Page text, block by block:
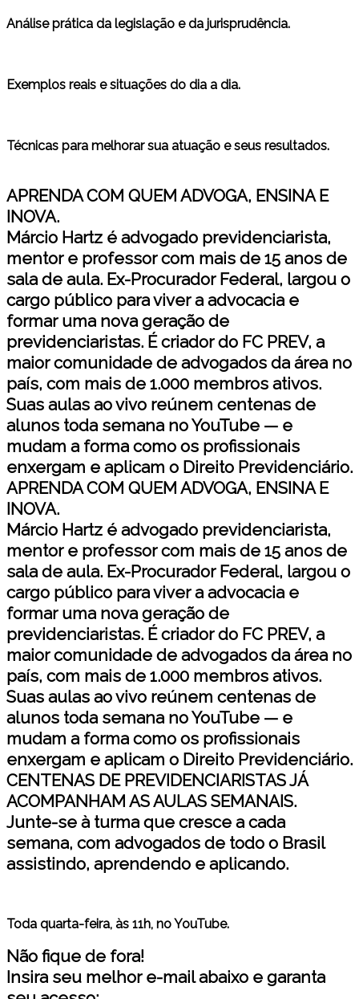
Análise prática da legislação e da jurisprudência.
Exemplos reais e situações do dia a dia.
Técnicas para melhorar sua atuação e seus resultados.
APRENDA COM QUEM ADVOGA, ENSINA E
INOVA.
Márcio Hartz é advogado previdenciarista,
mentor e professor com mais de 15 anos de
sala de aula. Ex-Procurador Federal, largou o
cargo público para viver a advocacia e
formar uma nova geração de
previdenciaristas. É criador do FC PREV, a
maior comunidade de advogados da área no
país, com mais de 1.000 membros ativos.
Suas aulas ao vivo reúnem centenas de
alunos toda semana no YouTube — e
mudam a forma como os profissionais
enxergam e aplicam o Direito Previdenciário.
APRENDA COM QUEM ADVOGA, ENSINA E
INOVA.
Márcio Hartz é advogado previdenciarista,
mentor e professor com mais de 15 anos de
sala de aula. Ex-Procurador Federal, largou o
cargo público para viver a advocacia e
formar uma nova geração de
previdenciaristas. É criador do FC PREV, a
maior comunidade de advogados da área no
país, com mais de 1.000 membros ativos.
Suas aulas ao vivo reúnem centenas de
alunos toda semana no YouTube — e
mudam a forma como os profissionais
enxergam e aplicam o Direito Previdenciário.
CENTENAS DE PREVIDENCIARISTAS JÁ
ACOMPANHAM AS AULAS SEMANAIS.
Junte-se à turma que cresce a cada
semana, com advogados de todo o Brasil
assistindo, aprendendo e aplicando.
Toda quarta-feira, às 11h, no YouTube.
Não fique de fora!
Insira seu melhor e-mail abaixo e garanta